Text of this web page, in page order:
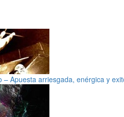
– Apuesta arriesgada, enérgica y